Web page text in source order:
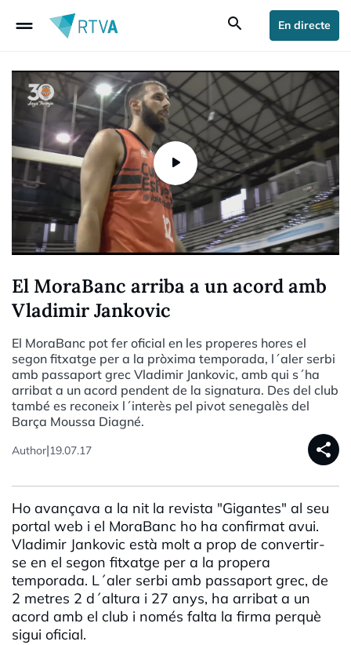
drag_handle search En directe
El MoraBanc arriba a un acord amb
Vladimir Jankovic
El MoraBanc pot fer oficial en les properes hores el
segon fitxatge per a la pròxima temporada, l´aler serbi
amb passaport grec Vladimir Jankovic, amb qui s´ha
arribat a un acord pendent de la signatura. Des del club
també es reconeix l´interès pel pivot senegalès del
Barça Moussa Diagné.
Author|19.07.17 share
Ho avançava a la nit la revista "Gigantes" al seu
portal web i el MoraBanc ho ha confirmat avui.
Vladimir Jankovic està molt a prop de convertir-
se en el segon fitxatge per a la propera
temporada. L´aler serbi amb passaport grec, de
2 metres 2 d´altura i 27 anys, ha arribat a un
acord amb el club i només falta la firma perquè
sigui oficial.